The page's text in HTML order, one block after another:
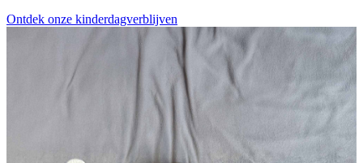
Ontdek onze kinderdagverblijven